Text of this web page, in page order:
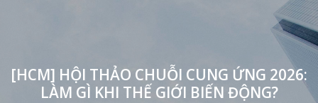
[HCM] HỘI THẢO CHUỖI CUNG ỨNG 2026:
LÀM GÌ KHI THẾ GIỚI BIẾN ĐỘNG?